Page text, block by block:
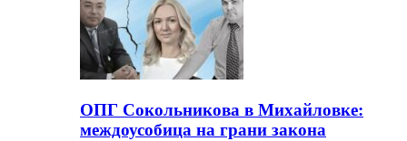
ОПГ Сокольникова в Михайловке:
междоусобица на грани закона